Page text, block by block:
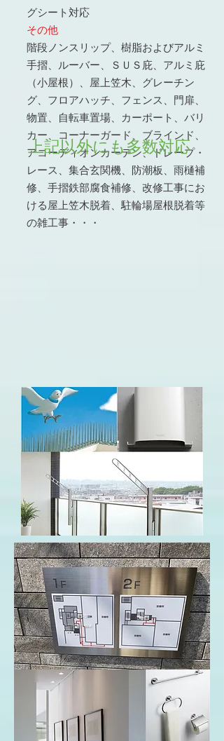
グシート対応
その他
階段ノンスリップ、樹脂およびアルミ
手摺、ルーバー、ＳＵＳ庇、アルミ庇
（小屋根）、屋上笠木、グレーチン
グ、フロアハッチ、フェンス、門扉、
物置、自転車置場、カーポート、バリ
カー、コーナーガード、ブラインド、
アコーディオンカーテン、ドレープ・
レース、集合玄関機、防潮板、雨樋補
修、手摺鉄部腐食補修、改修工事にお
ける屋上笠木脱着、駐輪場屋根脱着等
の雑工事・・・
上記以外にも多数対応
製作金物も対応可能です